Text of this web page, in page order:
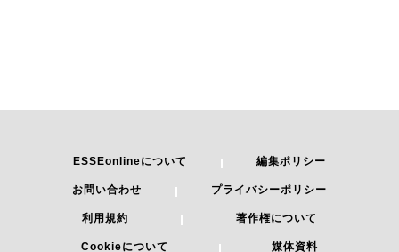
ESSEonlineについて 編集ポリシー
お問い合わせ プライバシーポリシー
利用規約 著作権について
Cookieについて 媒体資料